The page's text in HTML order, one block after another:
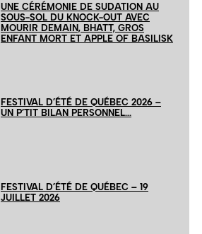
UNE CÉRÉMONIE DE SUDATION AU
SOUS-SOL DU KNOCK-OUT AVEC
MOURIR DEMAIN, BHATT, GROS
ENFANT MORT ET APPLE OF BASILISK
FESTIVAL D’ÉTÉ DE QUÉBEC 2026 –
UN P’TIT BILAN PERSONNEL…
FESTIVAL D’ÉTÉ DE QUÉBEC – 19
JUILLET 2026